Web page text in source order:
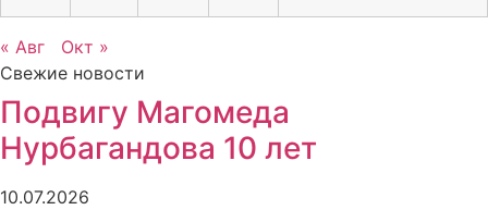
« Авг
Окт »
Свежие новости
Подвигу Магомеда
Нурбагандова 10 лет
10.07.2026